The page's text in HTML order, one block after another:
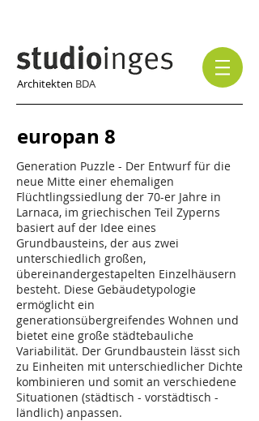
Architekten BDA
europan 8
Generation Puzzle - Der Entwurf für die
neue Mitte einer ehemaligen
Flüchtlingssiedlung der 70-er Jahre in
Larnaca, im griechischen Teil Zyperns
basiert auf der Idee eines
Grundbausteins, der aus zwei
unterschiedlich großen,
übereinandergestapelten Einzelhäusern
besteht. Diese Gebäudetypologie
ermöglicht ein
generationsübergreifendes Wohnen und
bietet eine große städtebauliche
Variabilität. Der Grundbaustein lässt sich
zu Einheiten mit unterschiedlicher Dichte
kombinieren und somit an verschiedene
Situationen (städtisch - vorstädtisch -
ländlich) anpassen.